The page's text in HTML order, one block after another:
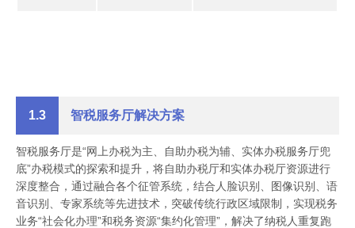
1.3 智税服务厅解决方案
智税服务厅是“网上办税为主、自助办税为辅、实体办税服务厅兜
底”办税模式的探索和提升，将自助办税厅和实体办税厅资源进行
深度整合，通过融合各个征管系统，结合人脸识别、图像识别、语
音识别、专家系统等先进技术，突破传统行政区域限制，实现税务
业务“社会化办理”和税务资源“集约化管理”，解决了纳税人重复跑